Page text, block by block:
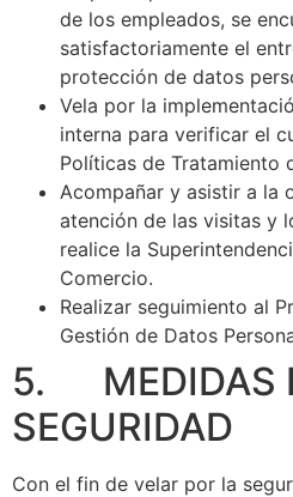
de los empleados, se
satisfactoriamente el
protección de datos
Vela por la
interna para verificar el
Políticas de Tratamiento
Acompañar y asistir a la
atención de las visitas y
realice la
Comercio.
Realizar seguimiento al
Gestión de Datos
5. MEDIDAS
SEGURIDAD
Con el fin de velar por la